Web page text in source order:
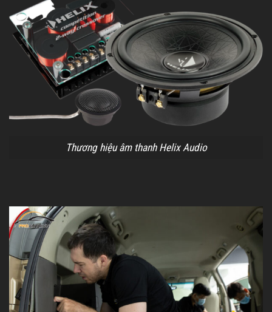
Thương hiệu âm thanh Helix Audio